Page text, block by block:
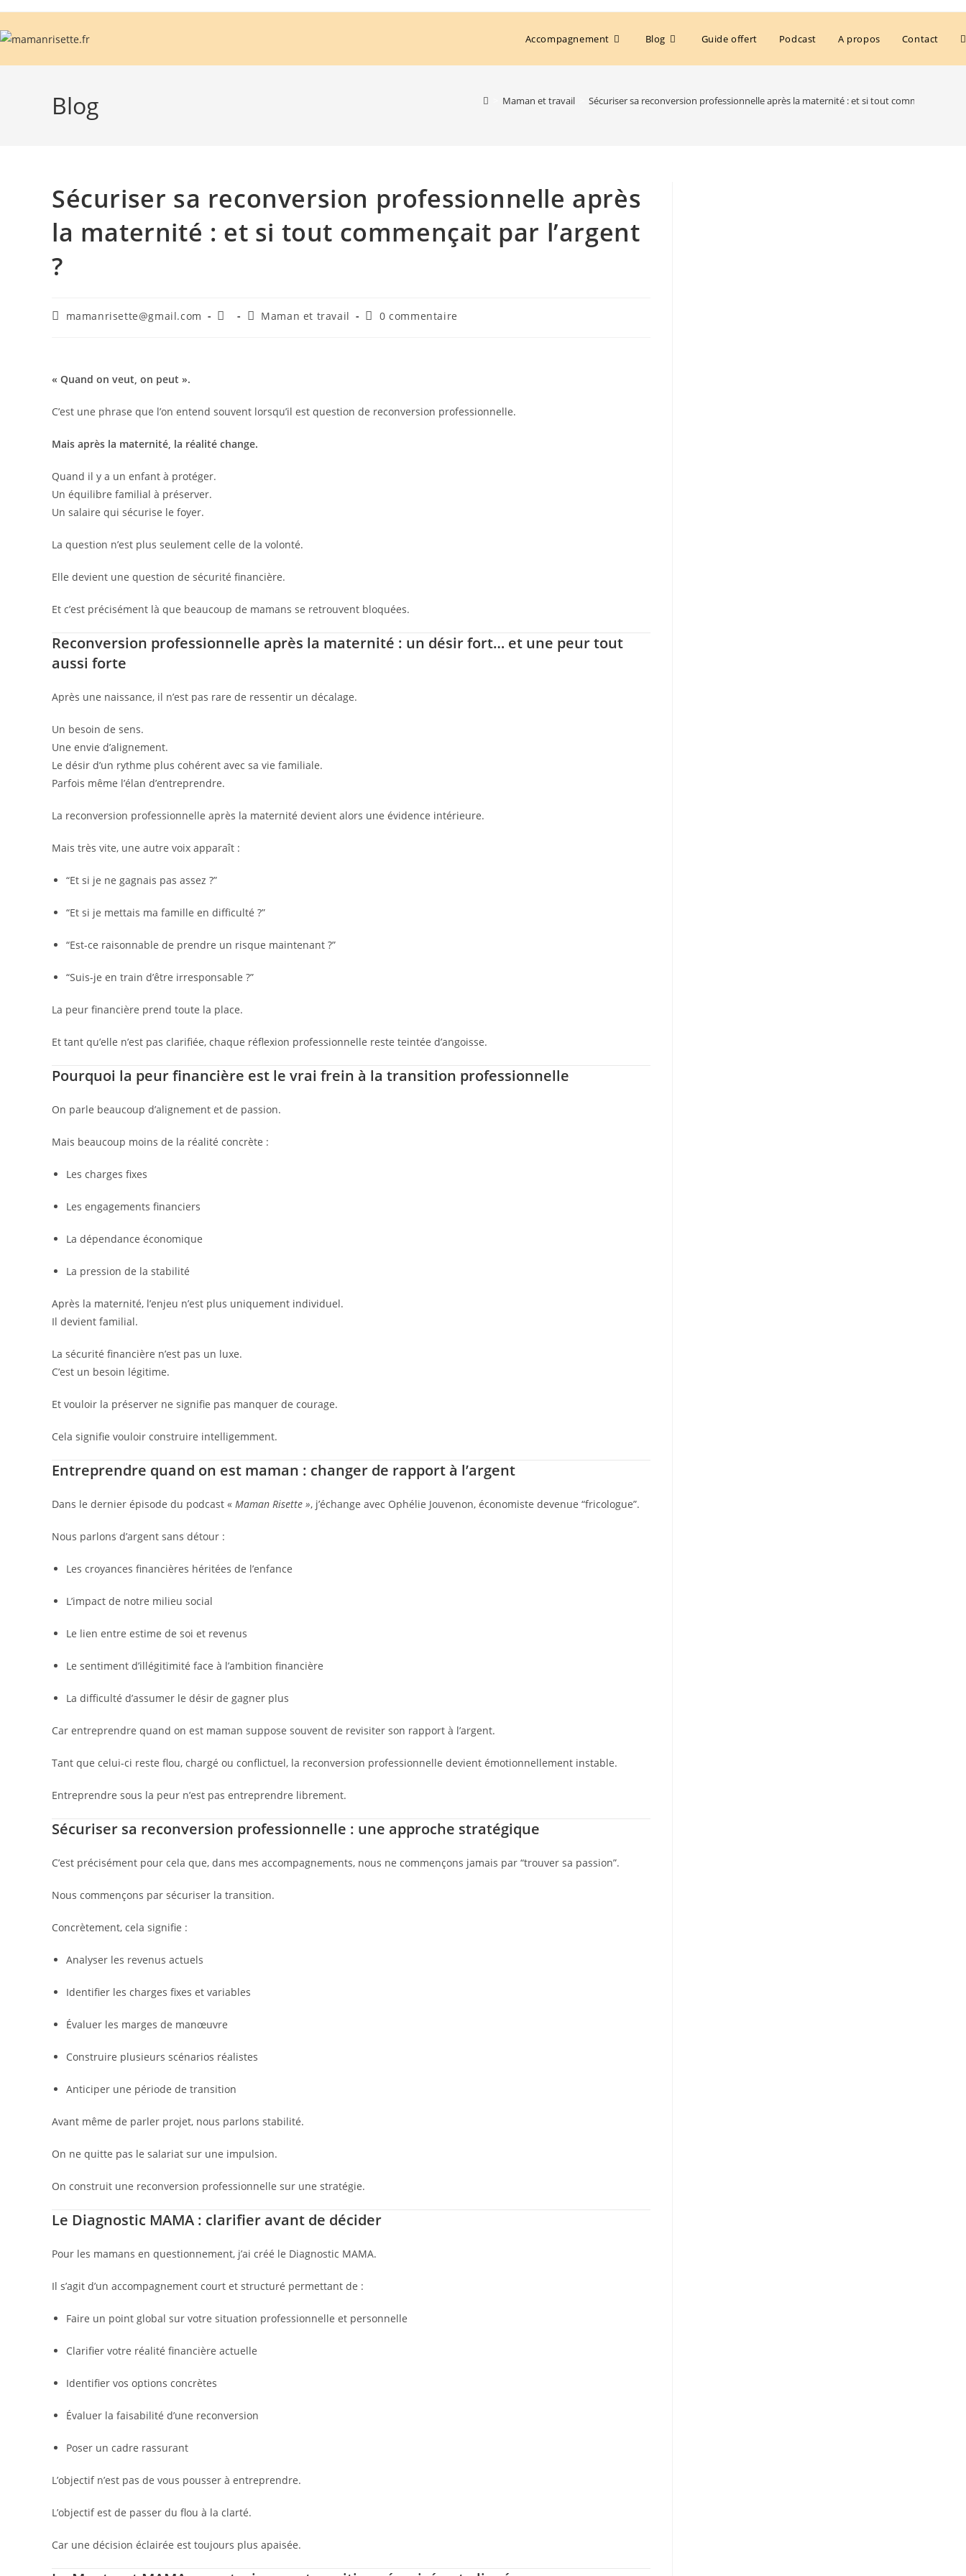
Accompagnement Blog Guide offert Podcast A propos Contact
Blog Maman et travail Sécuriser sa reconversion professionnelle après la maternité : et si tout commençait par
Sécuriser sa reconversion professionnelle après
la maternité : et si tout commençait par l’argent
?
mamanrisette@gmail.com Maman et travail 0 commentaire
« Quand on veut, on peut ».
C’est une phrase que l’on entend souvent lorsqu’il est question de reconversion professionnelle.
Mais après la maternité, la réalité change.
Quand il y a un enfant à protéger.
Un équilibre familial à préserver.
Un salaire qui sécurise le foyer.
La question n’est plus seulement celle de la volonté.
Elle devient une question de sécurité financière.
Et c’est précisément là que beaucoup de mamans se retrouvent bloquées.
Reconversion professionnelle après la maternité : un désir fort… et une peur tout
aussi forte
Après une naissance, il n’est pas rare de ressentir un décalage.
Un besoin de sens.
Une envie d’alignement.
Le désir d’un rythme plus cohérent avec sa vie familiale.
Parfois même l’élan d’entreprendre.
La reconversion professionnelle après la maternité devient alors une évidence intérieure.
Mais très vite, une autre voix apparaît :
“Et si je ne gagnais pas assez ?”
“Et si je mettais ma famille en difficulté ?”
“Est-ce raisonnable de prendre un risque maintenant ?”
“Suis-je en train d’être irresponsable ?”
La peur financière prend toute la place.
Et tant qu’elle n’est pas clarifiée, chaque réflexion professionnelle reste teintée d’angoisse.
Pourquoi la peur financière est le vrai frein à la transition professionnelle
On parle beaucoup d’alignement et de passion.
Mais beaucoup moins de la réalité concrète :
Les charges fixes
Les engagements financiers
La dépendance économique
La pression de la stabilité
Après la maternité, l’enjeu n’est plus uniquement individuel.
Il devient familial.
La sécurité financière n’est pas un luxe.
C’est un besoin légitime.
Et vouloir la préserver ne signifie pas manquer de courage.
Cela signifie vouloir construire intelligemment.
Entreprendre quand on est maman : changer de rapport à l’argent
Dans le dernier épisode du podcast « Maman Risette », j’échange avec Ophélie Jouvenon, économiste devenue “fricologue”.
Nous parlons d’argent sans détour :
Les croyances financières héritées de l’enfance
L’impact de notre milieu social
Le lien entre estime de soi et revenus
Le sentiment d’illégitimité face à l’ambition financière
La difficulté d’assumer le désir de gagner plus
Car entreprendre quand on est maman suppose souvent de revisiter son rapport à l’argent.
Tant que celui-ci reste flou, chargé ou conflictuel, la reconversion professionnelle devient émotionnellement instable.
Entreprendre sous la peur n’est pas entreprendre librement.
Sécuriser sa reconversion professionnelle : une approche stratégique
C’est précisément pour cela que, dans mes accompagnements, nous ne commençons jamais par “trouver sa passion”.
Nous commençons par sécuriser la transition.
Concrètement, cela signifie :
Analyser les revenus actuels
Identifier les charges fixes et variables
Évaluer les marges de manœuvre
Construire plusieurs scénarios réalistes
Anticiper une période de transition
Avant même de parler projet, nous parlons stabilité.
On ne quitte pas le salariat sur une impulsion.
On construit une reconversion professionnelle sur une stratégie.
Le Diagnostic MAMA : clarifier avant de décider
Pour les mamans en questionnement, j’ai créé le Diagnostic MAMA.
Il s’agit d’un accompagnement court et structuré permettant de :
Faire un point global sur votre situation professionnelle et personnelle
Clarifier votre réalité financière actuelle
Identifier vos options concrètes
Évaluer la faisabilité d’une reconversion
Poser un cadre rassurant
L’objectif n’est pas de vous pousser à entreprendre.
L’objectif est de passer du flou à la clarté.
Car une décision éclairée est toujours plus apaisée.